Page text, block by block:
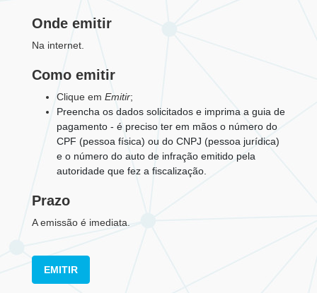
Onde emitir
Na internet.
Como emitir
Clique em Emitir;
Preencha os dados solicitados e imprima a guia de
pagamento - é preciso ter em mãos o número do
CPF (pessoa física) ou do CNPJ (pessoa jurídica)
e o número do auto de infração emitido pela
autoridade que fez a fiscalização.
Prazo
A emissão é imediata.
EMITIR